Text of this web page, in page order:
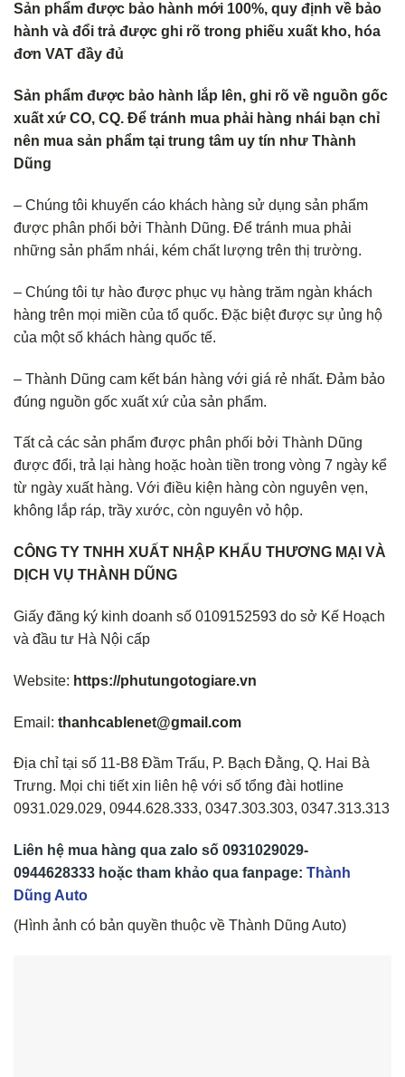
Sản phẩm được bảo hành mới 100%, quy định về bảo
hành và đổi trả được ghi rõ trong phiếu xuất kho, hóa
đơn VAT đầy đủ
Sản phẩm được bảo hành lắp lên, ghi rõ về nguồn gốc
xuất xứ CO, CQ. Để tránh mua phải hàng nhái bạn chỉ
nên mua sản phẩm tại trung tâm uy tín như Thành
Dũng
– Chúng tôi khuyến cáo khách hàng sử dụng sản phẩm
được phân phối bởi Thành Dũng. Để tránh mua phải
những sản phẩm nhái, kém chất lượng trên thị trường.
– Chúng tôi tự hào được phục vụ hàng trăm ngàn khách
hàng trên mọi miền của tổ quốc. Đặc biệt được sự ủng hộ
của một số khách hàng quốc tế.
– Thành Dũng cam kết bán hàng với giá rẻ nhất. Đảm bảo
đúng nguồn gốc xuất xứ của sản phẩm.
Tất cả các sản phẩm được phân phối bởi Thành Dũng
được đổi, trả lại hàng hoặc hoàn tiền trong vòng 7 ngày kể
từ ngày xuất hàng. Với điều kiện hàng còn nguyên vẹn,
không lắp ráp, trầy xước, còn nguyên vỏ hộp.
CÔNG TY TNHH XUẤT NHẬP KHẨU THƯƠNG MẠI VÀ
DỊCH VỤ THÀNH DŨNG
Giấy đăng ký kinh doanh số 0109152593 do sở Kế Hoạch
và đầu tư Hà Nội cấp
Website: https://phutungotogiare.vn
Email: thanhcablenet@gmail.com
Địa chỉ tại số 11-B8 Đầm Trấu, P. Bạch Đằng, Q. Hai Bà
Trưng. Mọi chi tiết xin liên hệ với số tổng đài hotline
0931.029.029, 0944.628.333, 0347.303.303, 0347.313.313
Liên hệ mua hàng qua zalo số 0931029029-
0944628333 hoặc tham khảo qua fanpage: Thành
Dũng Auto
(Hình ảnh có bản quyền thuộc về Thành Dũng Auto)